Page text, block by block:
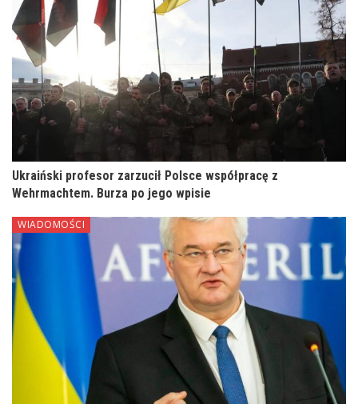
Ukraiński profesor zarzucił Polsce współpracę z
Wehrmachtem. Burza po jego wpisie
WIADOMOŚCI